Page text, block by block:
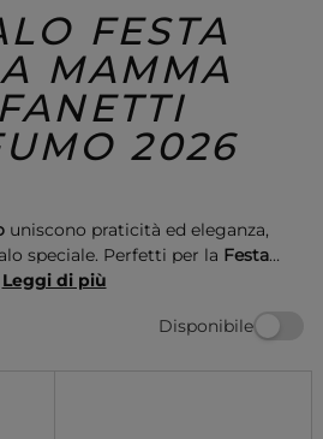
Regalo
FESTA
MAMMA
2026
uniscono praticità ed eleganza,
speciale. Perfetti per la Festa
una selezione di fragranze
Un regalo che celebra la
Leggi di più
Disponibile